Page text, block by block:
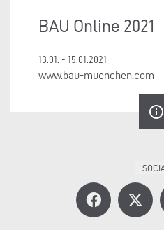
BAU Online 2021
13.01. - 15.01.2021
www.bau-muenchen.com
info_outline